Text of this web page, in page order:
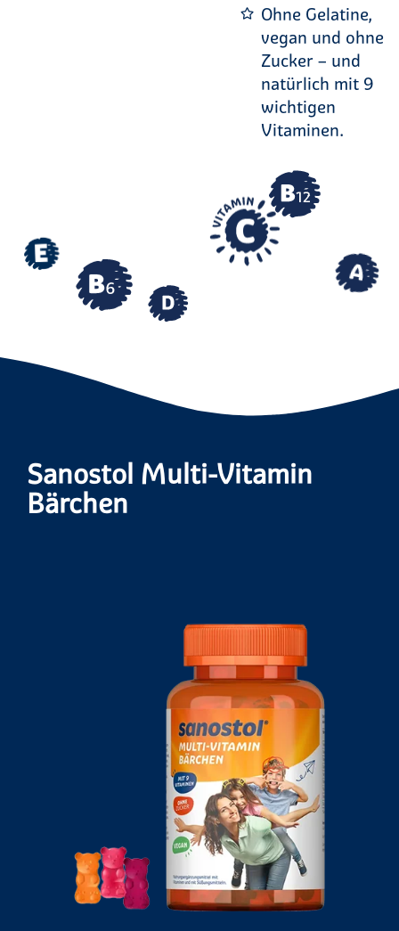
Ohne Gelatine,
vegan und ohne
Zucker – und
natürlich mit 9
wichtigen
Vitaminen.
Sanostol Multi-Vitamin
Bärchen